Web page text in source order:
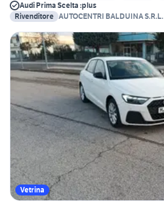
Audi Prima Scelta :plus
Rivenditore AUTOCENTRI BALDUINA S.R.L.
Vetrina